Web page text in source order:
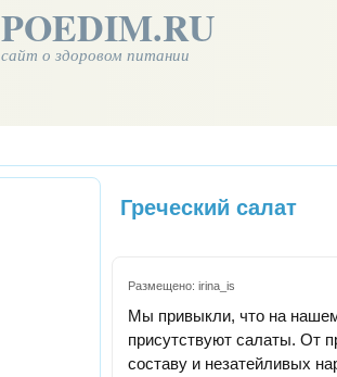
POEDIM.RU
сайт о здоровом питании
Греческий салат
Размещено: irina_is
Мы привыкли, что на
присутствуют салаты. От
составу и незатейливых